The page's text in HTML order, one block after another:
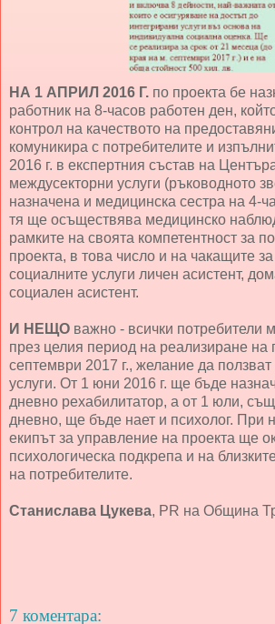
НА 1 АПРИЛ 2016 Г. по проекта бе
работник на 8-часов работен ден,
контрол на качеството на
комуникира с потребителите и
2016 г. в експертния състав на
междусекторни услуги (ръководното
назначена и медицинска сестра на 4-
тя ще осъществява медицинско
рамките на своята компетентност за
проекта, в това число и на чакащите
социалните услуги личен асистент,
социален асистент.
И НЕЩО важно - всички потребители
през целия период на реализиране на
септември 2017 г., желание да
услуги. От 1 юни 2016 г. ще бъде
дневно рехабилитатор, а от 1 юли,
дневно, ще бъде нает и психолог. При
екипът за управление на проекта ще
психологическа подкрепа и на
на потребителите.
Станислава Цукева, PR на Община
7 коментара: